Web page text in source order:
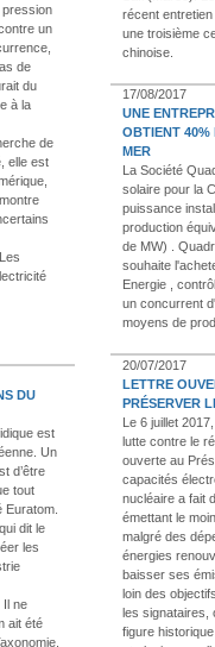
pression
un
de
du
à la
de
elle est
DU
est
Un
d’être
tout
dit le
les
Il ne
ait été
récent
une troisième
chinoise.
17/08/2017
UNE
OBTIENT 40%
MER
La Société
solaire pour la
puissance
production
de MW) .
souhaite
Energie ,
un concurrent
moyens de
20/07/2017
LETTRE
PRÉSERVER
Le 6 juillet
lutte contre le
ouverte au
capacités
nucléaire a fait
émettant le
malgré des
énergies
baisser ses
loin des
les signataires,
figure